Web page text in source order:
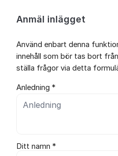
Anmäl inlägget
Använd enbart denna
innehåll som bör tas bort
ställa frågor via detta
Anledning *
Ditt namn *